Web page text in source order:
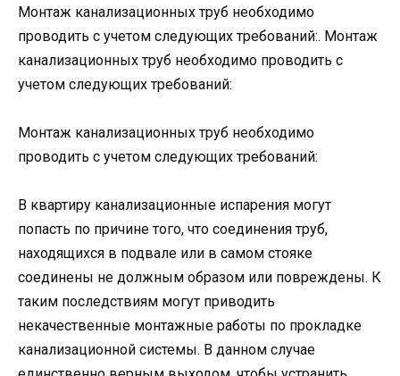
Монтаж канализационных труб необходимо
проводить с учетом следующих требований:. Монтаж
канализационных труб необходимо проводить с
учетом следующих требований:
Монтаж канализационных труб необходимо
проводить с учетом следующих требований:
В квартиру канализационные испарения могут
попасть по причине того, что соединения труб,
находящихся в подвале или в самом стояке
соединены не должным образом или повреждены. К
таким последствиям могут приводить
некачественные монтажные работы по прокладке
канализационной системы. В данном случае